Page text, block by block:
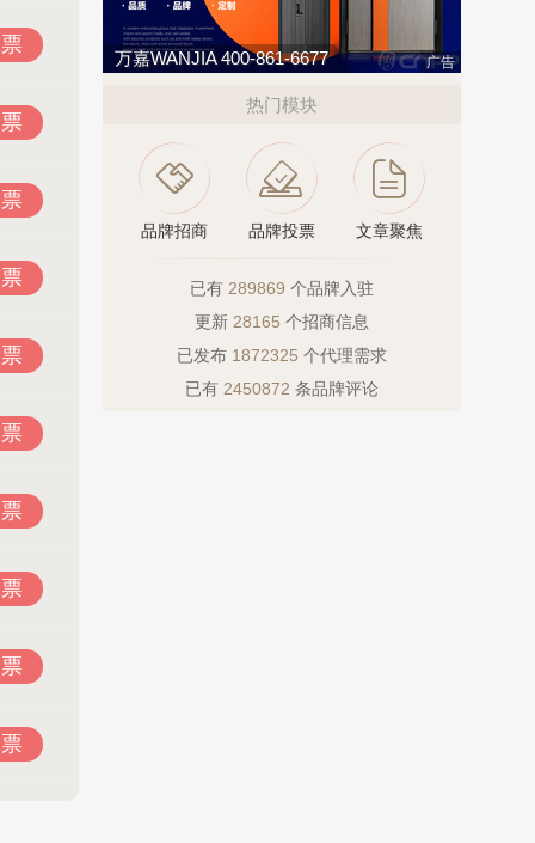
万嘉WANJIA 400-861-6677 广告
热门模块
品牌招商 品牌投票 文章聚焦
已有 289869 个品牌入驻
更新 28165 个招商信息
已发布 1872325 个代理需求
已有 2450872 条品牌评论